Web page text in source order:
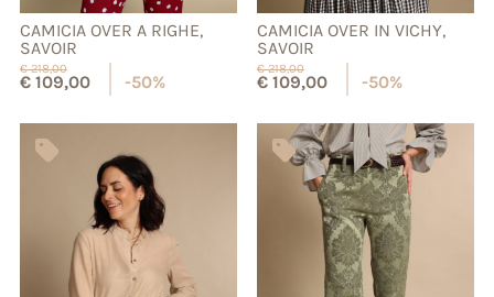
CAMICIA OVER A RIGHE,
SAVOIR
€218,00
€109,00 -50%
CAMICIA OVER IN VICHY,
SAVOIR
€218,00
€109,00 -50%